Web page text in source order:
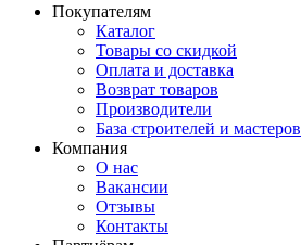
Покупателям
Каталог
Товары со скидкой
Оплата и доставка
Возврат товаров
Производители
База строителей и мастеров
Компания
О нас
Вакансии
Отзывы
Контакты